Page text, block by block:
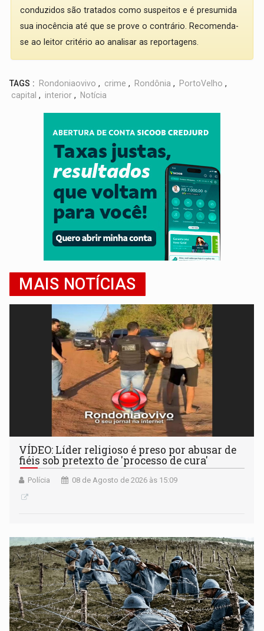
conduzidos são tratados como suspeitos e é presumida
sua inocência até que se prove o contrário. Recomenda-
se ao leitor critério ao analisar as reportagens.
TAGS : Rondoniaovivo , crime , Rondônia , PortoVelho ,
capital , interior , Notícia
MAIS NOTÍCIAS
VÍDEO: Líder religioso é preso por abusar de
fiéis sob pretexto de 'processo de cura'
Polícia 08 de Agosto de 2026 às 15:09